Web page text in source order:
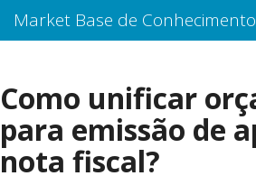
Market Base de Conhecimento
Como unificar
para emissão de
nota fiscal?